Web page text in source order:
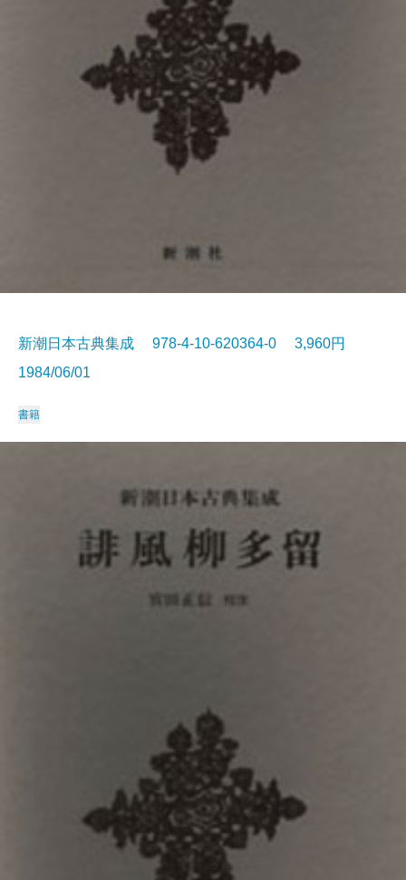
新潮日本古典集成 978-4-10-620364-0 3,960円
1984/06/01
書籍